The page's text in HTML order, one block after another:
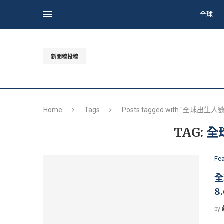
全球
新聞稿投稿
Home Tags Posts tagged with "全球出生人
TAG:全
by